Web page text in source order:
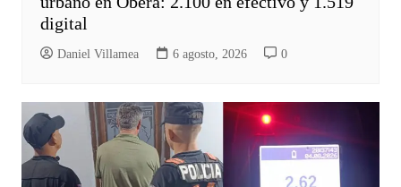
digital
Daniel Villamea 6 agosto, 2026 0